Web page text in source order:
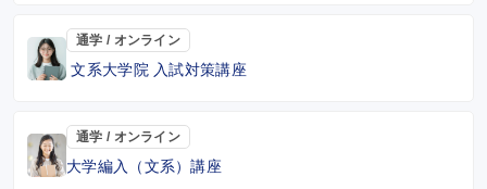
通学 / オンライン
文系大学院 入試対策講座
通学 / オンライン
大学編入（文系）講座